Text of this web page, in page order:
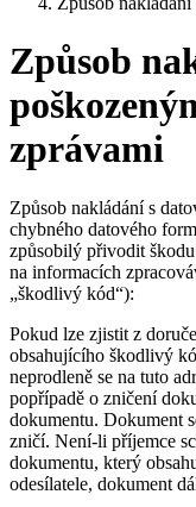
Způsob
zprávami
Způsob nakládání s
chybného datového
způsobilý přivodit
na informacích
„škodlivý kód“):
Pokud lze zjistit z
obsahujícího škodlivý
neprodleně se na tuto
popřípadě o zničení
dokumentu. Dokument
zničí. Není-li příjemce
dokumentu, který
odesílatele, dokument